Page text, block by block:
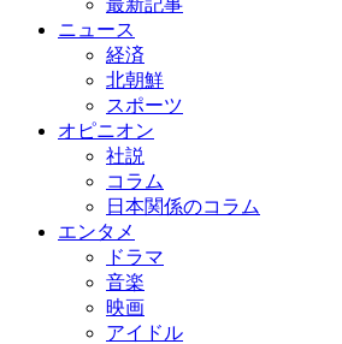
ニュース
経済
北朝鮮
スポーツ
オピニオン
社説
コラム
日本関係のコラム
エンタメ
ドラマ
音楽
映画
アイドル